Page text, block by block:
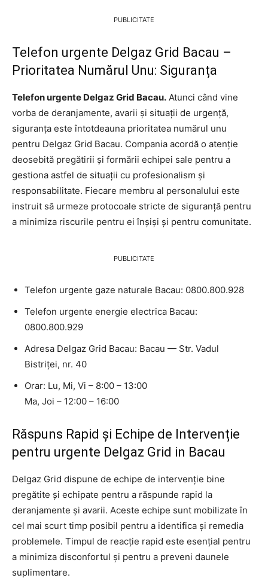
PUBLICITATE
Telefon urgente Delgaz Grid Bacau –
Prioritatea Numărul Unu: Siguranța
Telefon urgente Delgaz Grid Bacau. Atunci când vine
vorba de deranjamente, avarii și situații de urgență,
siguranța este întotdeauna prioritatea numărul unu
pentru Delgaz Grid Bacau. Compania acordă o atenție
deosebită pregătirii și formării echipei sale pentru a
gestiona astfel de situații cu profesionalism și
responsabilitate. Fiecare membru al personalului este
instruit să urmeze protocoale stricte de siguranță pentru
a minimiza riscurile pentru ei înșiși și pentru comunitate.
PUBLICITATE
Telefon urgente gaze naturale Bacau: 0800.800.928
Telefon urgente energie electrica Bacau:
0800.800.929
Adresa Delgaz Grid Bacau: Bacau — Str. Vadul
Bistriței, nr. 40
Orar: Lu, Mi, Vi – 8:00 – 13:00
Ma, Joi – 12:00 – 16:00
Răspuns Rapid și Echipe de Intervenție
pentru urgente Delgaz Grid in Bacau
Delgaz Grid dispune de echipe de intervenție bine
pregătite și echipate pentru a răspunde rapid la
deranjamente și avarii. Aceste echipe sunt mobilizate în
cel mai scurt timp posibil pentru a identifica și remedia
problemele. Timpul de reacție rapid este esențial pentru
a minimiza disconfortul și pentru a preveni daunele
suplimentare.